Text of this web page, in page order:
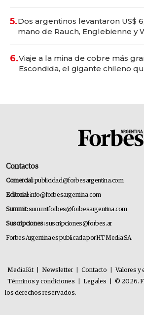
5.Dos argentinos levantaron US$
mano de Rauch, Englebienne y
6.Viaje a la mina de cobre más
Escondida, el gigante chileno
Contactos
Comercial:publicidad@forbesargentina.com
Editorial:info@forbesargentina.com
Summit:summitforbes@forbesargentina.com
Suscripciones:suscripciones@forbes.ar
Forbes Argentina es publicada por HT Media SA.
MediaKit Newsletter Contacto Valores y
Términos y condiciones
Legales
© 2026.
los derechos reservados.